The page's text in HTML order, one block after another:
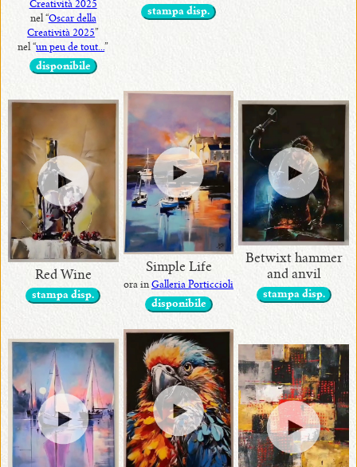
Creatività 2025
nel “Oscar della
Creatività 2025”
nel “un peu de tout...”
disponibile
stampa disp.
Red Wine
stampa disp.
Simple Life
ora in Galleria Porticcioli
disponibile
Betwixt hammer
and anvil
stampa disp.